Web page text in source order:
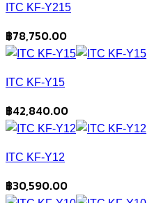
ITC KF-Y215
฿78,750.00
ITC KF-Y15
฿42,840.00
ITC KF-Y12
฿30,590.00